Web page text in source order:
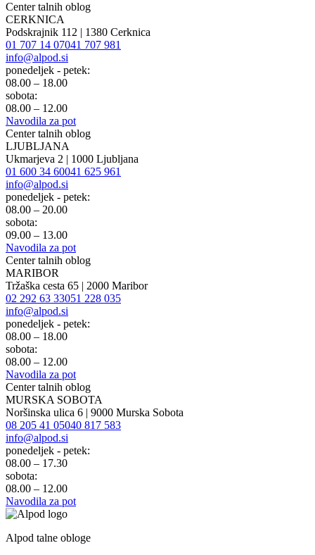
Center talnih oblog
CERKNICA
Podskrajnik 112 | 1380 Cerknica
01 707 14 07041 707 981
info@alpod.si
ponedeljek - petek:
08.00 – 18.00
sobota:
08.00 – 12.00
Navodila za pot
Center talnih oblog
LJUBLJANA
Ukmarjeva 2 | 1000 Ljubljana
01 600 34 60041 625 961
info@alpod.si
ponedeljek - petek:
08.00 – 20.00
sobota:
09.00 – 13.00
Navodila za pot
Center talnih oblog
MARIBOR
Tržaška cesta 65 | 2000 Maribor
02 292 63 33051 228 035
info@alpod.si
ponedeljek - petek:
08.00 – 18.00
sobota:
08.00 – 12.00
Navodila za pot
Center talnih oblog
MURSKA SOBOTA
Noršinska ulica 6 | 9000 Murska Sobota
08 205 41 05040 817 583
info@alpod.si
ponedeljek - petek:
08.00 – 17.30
sobota:
08.00 – 12.00
Navodila za pot
Alpod talne obloge